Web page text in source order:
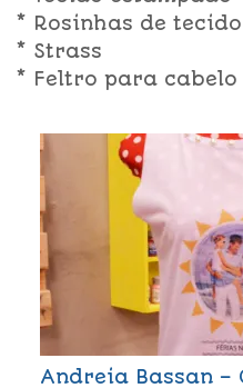
* Rosinhas de tecido
* Strass
* Feltro para cabelo
Andreia Bassan –